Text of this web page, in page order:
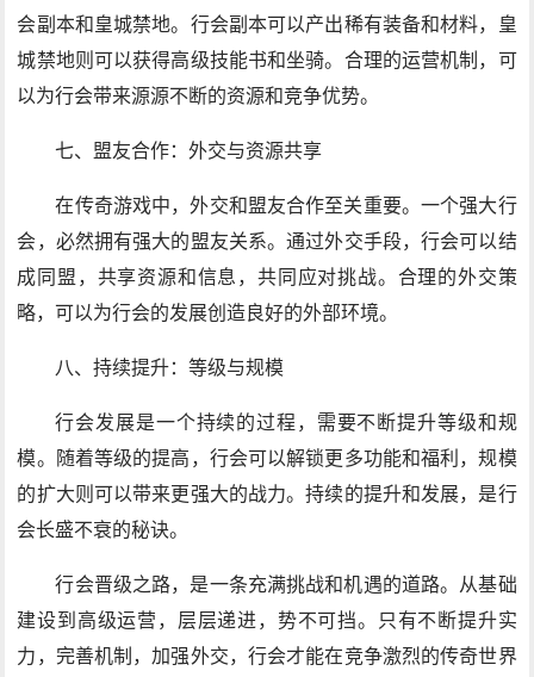
会副本和皇城禁地。行会副本可以产出稀有装备和材料，皇
城禁地则可以获得高级技能书和坐骑。合理的运营机制，可
以为行会带来源源不断的资源和竞争优势。
七、盟友合作：外交与资源共享
在传奇游戏中，外交和盟友合作至关重要。一个强大行
会，必然拥有强大的盟友关系。通过外交手段，行会可以结
成同盟，共享资源和信息，共同应对挑战。合理的外交策
略，可以为行会的发展创造良好的外部环境。
八、持续提升：等级与规模
行会发展是一个持续的过程，需要不断提升等级和规
模。随着等级的提高，行会可以解锁更多功能和福利，规模
的扩大则可以带来更强大的战力。持续的提升和发展，是行
会长盛不衰的秘诀。
行会晋级之路，是一条充满挑战和机遇的道路。从基础
建设到高级运营，层层递进，势不可挡。只有不断提升实
力，完善机制，加强外交，行会才能在竞争激烈的传奇世界